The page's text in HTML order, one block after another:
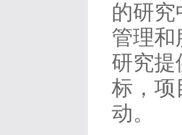
的研
管理和
研究提
标，项
动。